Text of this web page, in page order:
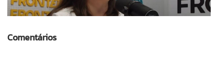
Comentários